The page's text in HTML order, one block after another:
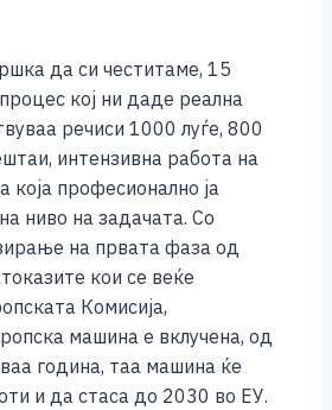
да си честитаме, 15
кој ни даде реална
речиси 1000 луѓе, 800
интензивна работа на
која професионално ја
ниво на задачата. Со
на првата фаза од
кои се веќе
Комисија,
машина е вклучена, од
година, таа машина ќе
и да стаса до 2030 во ЕУ.